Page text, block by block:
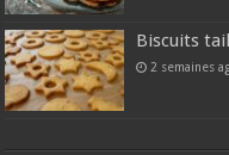
Biscuits
2 semaines